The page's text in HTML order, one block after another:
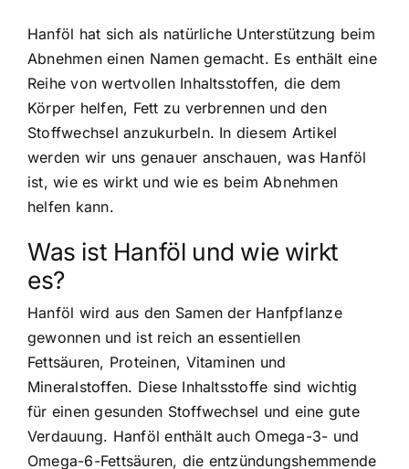
Hanföl hat sich als natürliche Unterstützung beim
Abnehmen einen Namen gemacht. Es enthält eine
Reihe von wertvollen Inhaltsstoffen, die dem
Körper helfen, Fett zu verbrennen und den
Stoffwechsel anzukurbeln. In diesem Artikel
werden wir uns genauer anschauen, was Hanföl
ist, wie es wirkt und wie es beim Abnehmen
helfen kann.
Was ist Hanföl und wie wirkt
es?
Hanföl wird aus den Samen der Hanfpflanze
gewonnen und ist reich an essentiellen
Fettsäuren, Proteinen, Vitaminen und
Mineralstoffen. Diese Inhaltsstoffe sind wichtig
für einen gesunden Stoffwechsel und eine gute
Verdauung. Hanföl enthält auch Omega-3- und
Omega-6-Fettsäuren, die entzündungshemmende